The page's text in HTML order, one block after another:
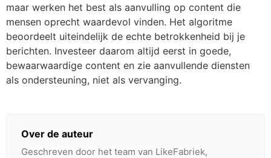
maar werken het best als aanvulling op content die
mensen oprecht waardevol vinden. Het algoritme
beoordeelt uiteindelijk de echte betrokkenheid bij je
berichten. Investeer daarom altijd eerst in goede,
bewaarwaardige content en zie aanvullende diensten
als ondersteuning, niet als vervanging.
Over de auteur
Geschreven door het team van LikeFabriek,